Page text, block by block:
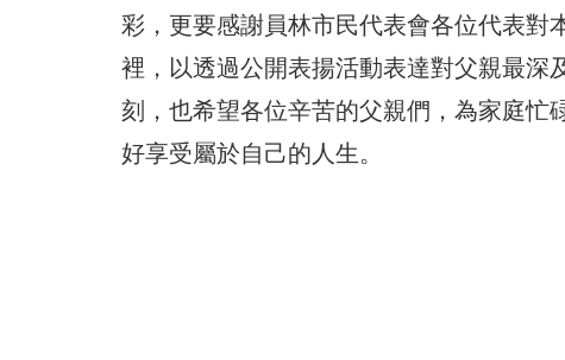
彩，更要感謝員林市民代表會各位代表對
裡，以透過公開表揚活動表達對父親最深
刻，也希望各位辛苦的父親們，為家庭忙
好享受屬於自己的人生。